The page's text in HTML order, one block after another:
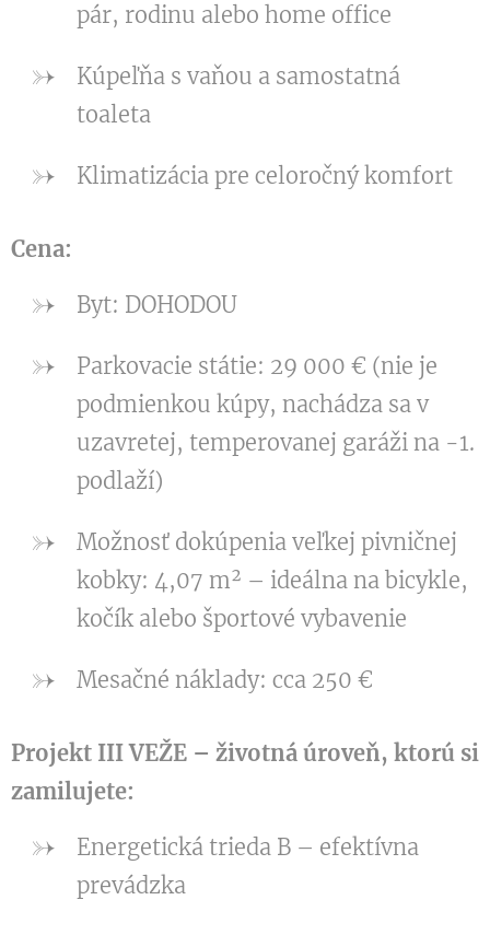
pár, rodinu alebo home office
Kúpeľňa s vaňou a samostatná
toaleta
Klimatizácia pre celoročný komfort
Cena:
Byt: DOHODOU
Parkovacie státie: 29 000 € (nie je
podmienkou kúpy, nachádza sa v
uzavretej, temperovanej garáži na -1.
podlaží)
Možnosť dokúpenia veľkej pivničnej
kobky: 4,07 m² – ideálna na bicykle,
kočík alebo športové vybavenie
Mesačné náklady: cca 250 €
Projekt III VEŽE – životná úroveň, ktorú si
zamilujete:
Energetická trieda B – efektívna
prevádzka